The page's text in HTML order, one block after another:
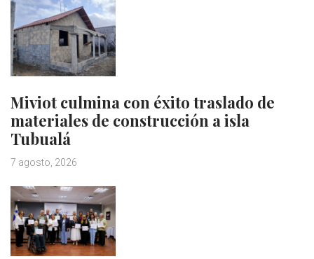
Miviot culmina con éxito traslado de
materiales de construcción a isla
Tubualá
7 agosto, 2026